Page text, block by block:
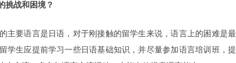
挑战和困境？
主要语言是日语，对于刚接触的留学生来说，语言上的困难是最
学生应提前学习一些日语基础知识，并尽量参加语言培训班，提